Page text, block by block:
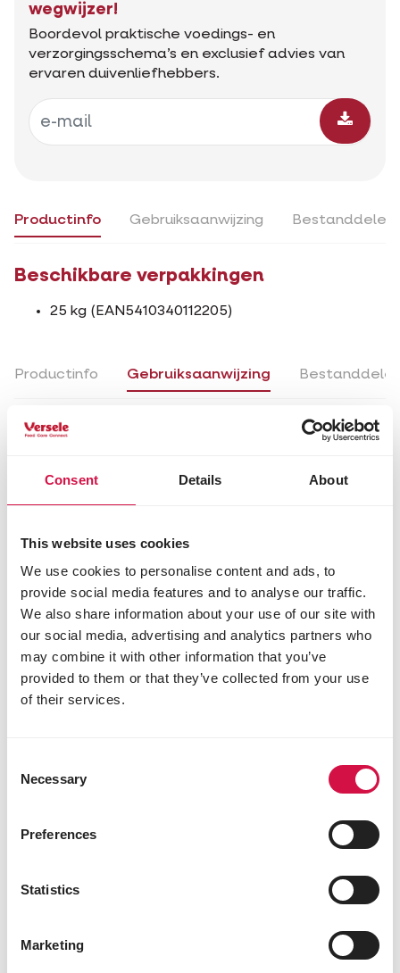
Consent Details About
This website uses cookies
We use cookies to personalise content and ads, to
provide social media features and to analyse our traffic.
We also share information about your use of our site with
our social media, advertising and analytics partners who
may combine it with other information that you’ve
provided to them or that they’ve collected from your use
of their services.
Selection
Necessary
Preferences
Statistics
Marketing
wegwijzer!
Boordevol praktische voedings- en
verzorgingsschema’s en exclusief advies van
ervaren duivenliefhebbers.
Productinfo Gebruiksaanwijzing Bestanddelen
Beschikbare verpakkingen
25 kg (EAN5410340112205)
Productinfo Gebruiksaanwijzing
Gebruiksaanwijzing
naar believen gevoederd worden. In de periode van
voorzien.
Tips
In combinatie met Colombine Success Corn Plus
voor een nog betere groei. In de kweekperiode
mogen de duiven ad libitum gevoederd worden.
Indien mogelijk 3 à 4 keer per dag, om verspilling te
voorkomen.
premium cribsmaïs 30%
grote groene erwten 8,5%